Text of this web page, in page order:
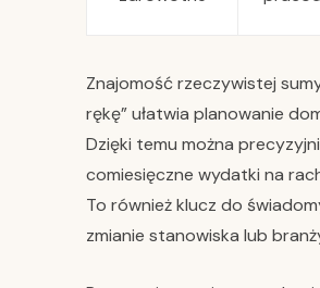
Znajomość rzeczywistej
rękę” ułatwia planowanie
Dzięki temu można
comiesięczne wydatki na
To również klucz do
zmianie stanowiska lub